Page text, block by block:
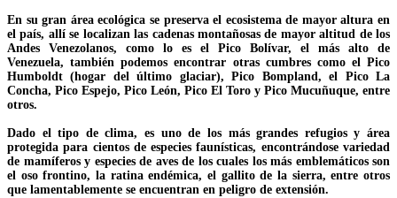
En su gran área ecológica se preserva el ecosistema de mayor altura en
el país, allí se localizan las cadenas montañosas de mayor altitud de los
Andes Venezolanos, como lo es el Pico Bolívar, el más alto de
Venezuela, también podemos encontrar otras cumbres como el Pico
Humboldt (hogar del último glaciar), Pico Bompland, el Pico La
Concha, Pico Espejo, Pico León, Pico El Toro y Pico Mucuñuque, entre
otros.
Dado el tipo de clima, es uno de los más grandes refugios y área
protegida para cientos de especies faunísticas, encontrándose variedad
de mamíferos y especies de aves de los cuales los más emblemáticos son
el oso frontino, la ratina endémica, el gallito de la sierra, entre otros
que lamentablemente se encuentran en peligro de extensión.